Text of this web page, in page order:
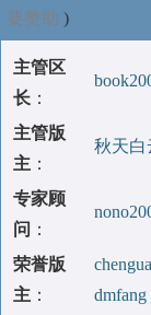
要赞助 )
主管区
长 ：
主管版
主 ：
秋天白
专家顾
问 ：
荣誉版
主 ：
dmfang